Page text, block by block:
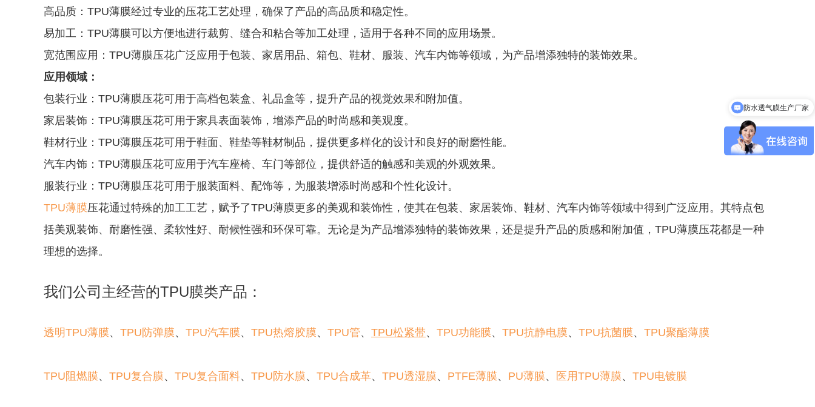
高品质：TPU薄膜经过专业的压花工艺处理，确保了产品的高品质和稳定性。
易加工：TPU薄膜可以方便地进行裁剪、缝合和粘合等加工处理，适用于各种不同的应用场景。
宽范围应用：TPU薄膜压花广泛应用于包装、家居用品、箱包、鞋材、服装、汽车内饰等领域，为产品增添独特的装饰效果。
应用领域：
包装行业：TPU薄膜压花可用于高档包装盒、礼品盒等，提升产品的视觉效果和附加值。
家居装饰：TPU薄膜压花可用于家具表面装饰，增添产品的时尚感和美观度。
鞋材行业：TPU薄膜压花可用于鞋面、鞋垫等鞋材制品，提供更多样化的设计和良好的耐磨性能。
汽车内饰：TPU薄膜压花可应用于汽车座椅、车门等部位，提供舒适的触感和美观的外观效果。
服装行业：TPU薄膜压花可用于服装面料、配饰等，为服装增添时尚感和个性化设计。
TPU薄膜压花通过特殊的加工工艺，赋予了TPU薄膜更多的美观和装饰性，使其在包装、家居装饰、鞋材、汽车内饰等领域中得到广泛应用。其特点包
括美观装饰、耐磨性强、柔软性好、耐候性强和环保可靠。无论是为产品增添独特的装饰效果，还是提升产品的质感和附加值，TPU薄膜压花都是一种
理想的选择。
我们公司主经营的TPU膜类产品：
透明TPU薄膜、 TPU防弹膜、 TPU汽车膜、 TPU热熔胶膜、 TPU管、 TPU松紧带、 TPU功能膜、 TPU抗静电膜、 TPU抗菌膜、 TPU聚酯薄膜
TPU阻燃膜、 TPU复合膜、 TPU复合面料、 TPU防水膜、 TPU合成革、 TPU透湿膜、 PTFE薄膜、 PU薄膜、 医用TPU薄膜、 TPU电镀膜
防水透气膜生产厂家